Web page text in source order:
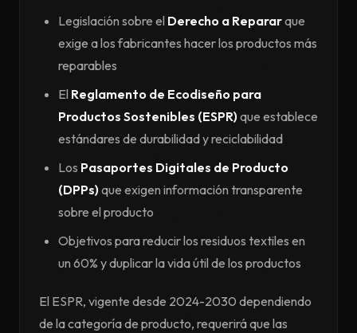
Legislación sobre el Derecho a Repararque
exige a los fabricantes hacer los productos más
reparables
El Reglamento de Ecodiseño para
Productos Sostenibles (ESPR)que establece
estándares de durabilidad y reciclabilidad
Los Pasaportes Digitales de Producto
(DPPs)que exigen información transparente
sobre el producto
Objetivos para reducir los residuos textiles en
un 60% y duplicar la vida útil de los productos
El ESPR, vigente desde 2024-2030 dependiendo
de la categoría de producto, requerirá que las